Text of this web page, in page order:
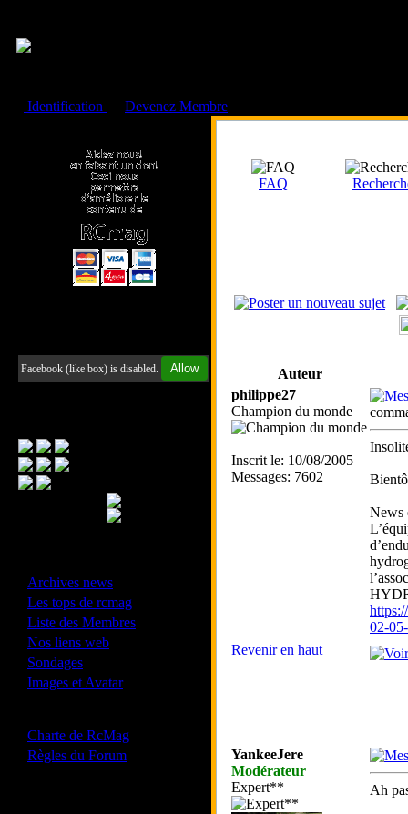
Identification
Devenez Membre
Facebook (like box) is disabled. Allow
Archives news
Les tops de rcmag
Liste des Membres
Nos liens web
Sondages
Images et Avatar
Charte de RcMag
Règles du Forum
FAQ
Auteur
philippe27
Champion du monde
Inscrit le: 10/08/2005
Messages: 7602
News
02-
Revenir en haut
YankeeJere
Modérateur
Expert**
Ah